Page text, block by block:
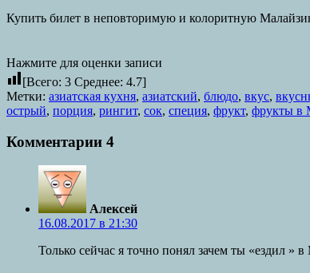
Купить билет в неповторимую и колоритную
Нажмите для оценки записи
[Всего: 3 Среднее: 4.7]
Метки: азиатская кухня, азиатский, блюдо, вкус,
острый, порция, рингит, сок, специя, фрукт, фрукты в
Комментарии 4
Алексей
16.08.2017 в 21:30
Только сейчас я точно понял зачем ты «ездил »